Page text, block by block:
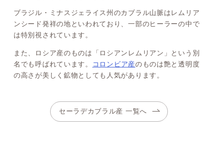
ブラジル・ミナスジェライス州のカブラル山脈はレムリア
ンシード発祥の地といわれており、一部のヒーラーの中で
は特別視されています。
また、ロシア産のものは「ロシアンレムリアン」という別
名でも呼ばれています。
コロンビア産のものは艶と透明度
の高さが美しく鉱物としても人気があります。
セーラデカブラル産 一覧へ